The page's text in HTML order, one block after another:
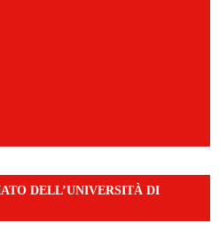
DELL’UNIVERSITÀ DI